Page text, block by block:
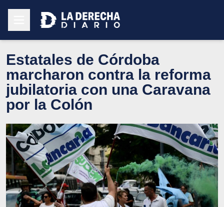
Estatales de Córdoba
marcharon contra la reforma
jubilatoria con una Caravana
por la Colón